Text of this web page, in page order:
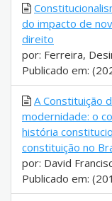
do impacto de
direito
por: Ferreira,
Publicado em:
A Constituição
modernidade: o
história
constituição no
por: David
Publicado em: